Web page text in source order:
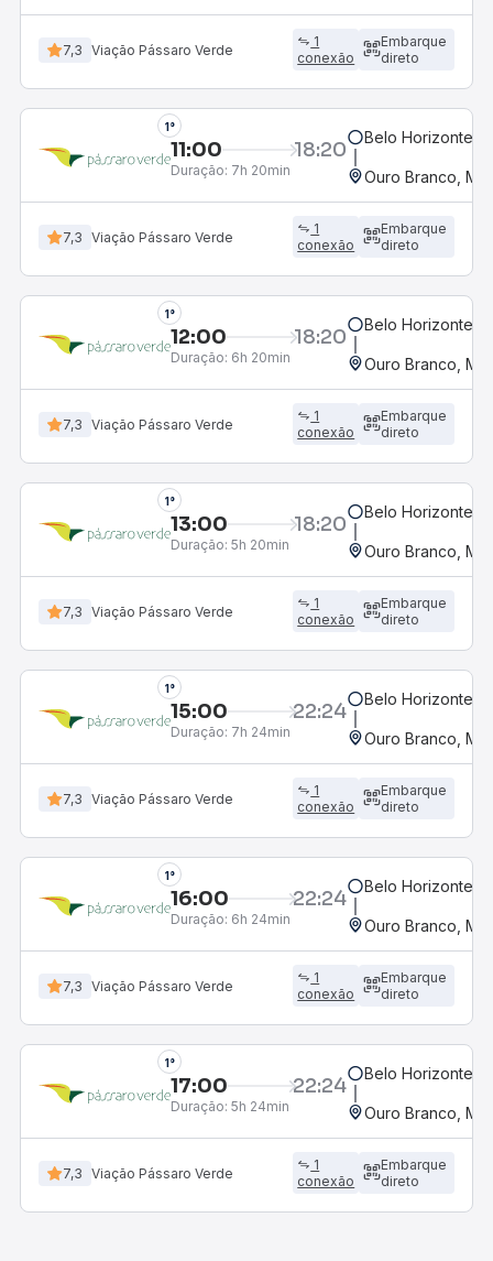
7,3 Viação Pássaro Verde
1
conexão
Embarque
direto
1°
11:00 18:20
Duração: 7h 20min
Belo Horizonte,
Ouro Branco, MG
7,3 Viação Pássaro Verde
1
conexão
Embarque
direto
1°
12:00 18:20
Duração: 6h 20min
Belo Horizonte,
Ouro Branco, MG
7,3 Viação Pássaro Verde
1
conexão
Embarque
direto
1°
13:00 18:20
Duração: 5h 20min
Belo Horizonte,
Ouro Branco, MG
7,3 Viação Pássaro Verde
1
conexão
Embarque
direto
1°
15:00 22:24
Duração: 7h 24min
Belo Horizonte,
Ouro Branco, MG
7,3 Viação Pássaro Verde
1
conexão
Embarque
direto
1°
16:00 22:24
Duração: 6h 24min
Belo Horizonte,
Ouro Branco, MG
7,3 Viação Pássaro Verde
1
conexão
Embarque
direto
1°
17:00 22:24
Duração: 5h 24min
Belo Horizonte,
Ouro Branco, MG
7,3 Viação Pássaro Verde
1
conexão
Embarque
direto